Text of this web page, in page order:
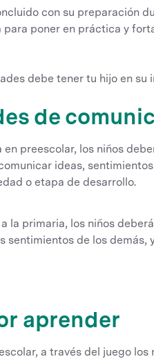
con su preparación
para poner en práctica y
debe tener tu hijo en su
de
en preescolar, los niños
ideas,
o etapa de desarrollo.
la primaria, los niños
sentimientos de los
aprender
a través del juego